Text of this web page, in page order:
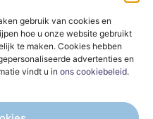
gebruik van cookies en
hoe u onze website gebruikt
te maken. Cookies hebben
advertenties en
vindt u in ons cookiebeleid.